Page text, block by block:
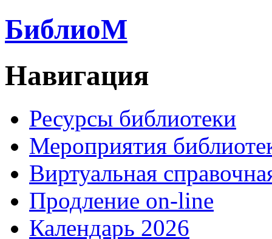
БиблиоМ
Навигация
Ресурсы библиотеки
Мероприятия
Виртуальная
Продление on-line
Календарь 2026